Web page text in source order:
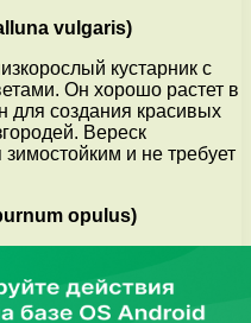
vulgaris)
кустарник с
Он хорошо растет в
для создания красивых
Вереск
и не требует
opulus)